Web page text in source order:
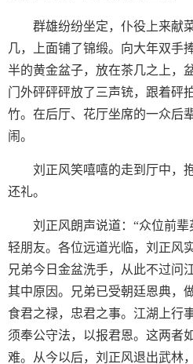
群雄纷纷坐定，仆役上来献
几，上面铺了锦缎。向大年双手
半的黄金盆子，放在茶几之上，
门外砰砰砰放了三声铳，跟着砰
竹。在后厅、花厅坐席的一众后
闹。
刘正风笑嘻嘻的走到厅中，
还礼。
刘正风朗声说道：“众位前
轻朋友。各位远道光临，刘正风
兄弟今日金盆洗手，从此不过问
其中原因。兄弟已受朝廷恩典，
食君之禄，忠君之事。江湖上行
须奉公守法，以报君恩。这两者
难。从今以后，刘正风退出武林